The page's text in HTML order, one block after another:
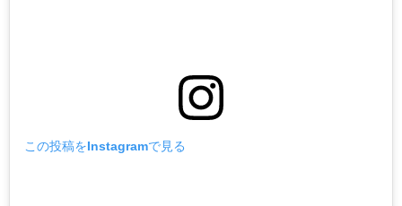
この投稿をInstagramで見る